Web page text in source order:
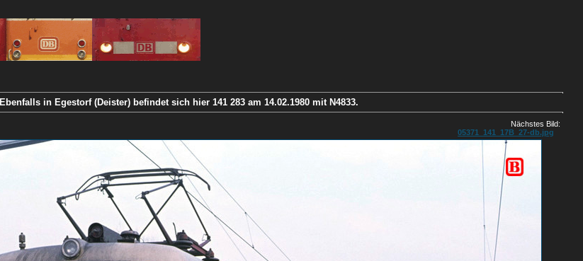
Ebenfalls in Egestorf (Deister) befindet sich hier 141 283 am 14.02.1980 mit N4833.
Nächstes Bild:
05371_141_17B_27-db.jpg